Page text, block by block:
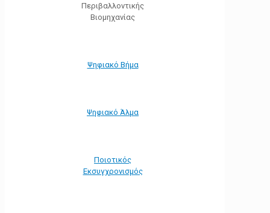
Περιβαλλοντικής
Βιομηχανίας
Ψηφιακό Βήμα
Ψηφιακό Άλμα
Ποιοτικός
Εκσυγχρονισμός